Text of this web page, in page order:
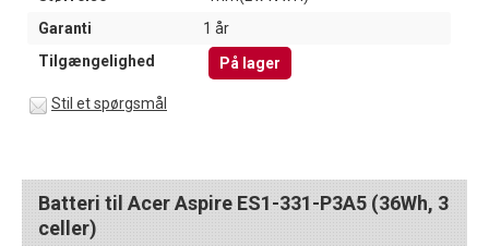
Garanti
1 år
Tilgængelighed
På lager
Stil et spørgsmål
Batteri til Acer Aspire ES1-331-P3A5 (36Wh, 3
celler)